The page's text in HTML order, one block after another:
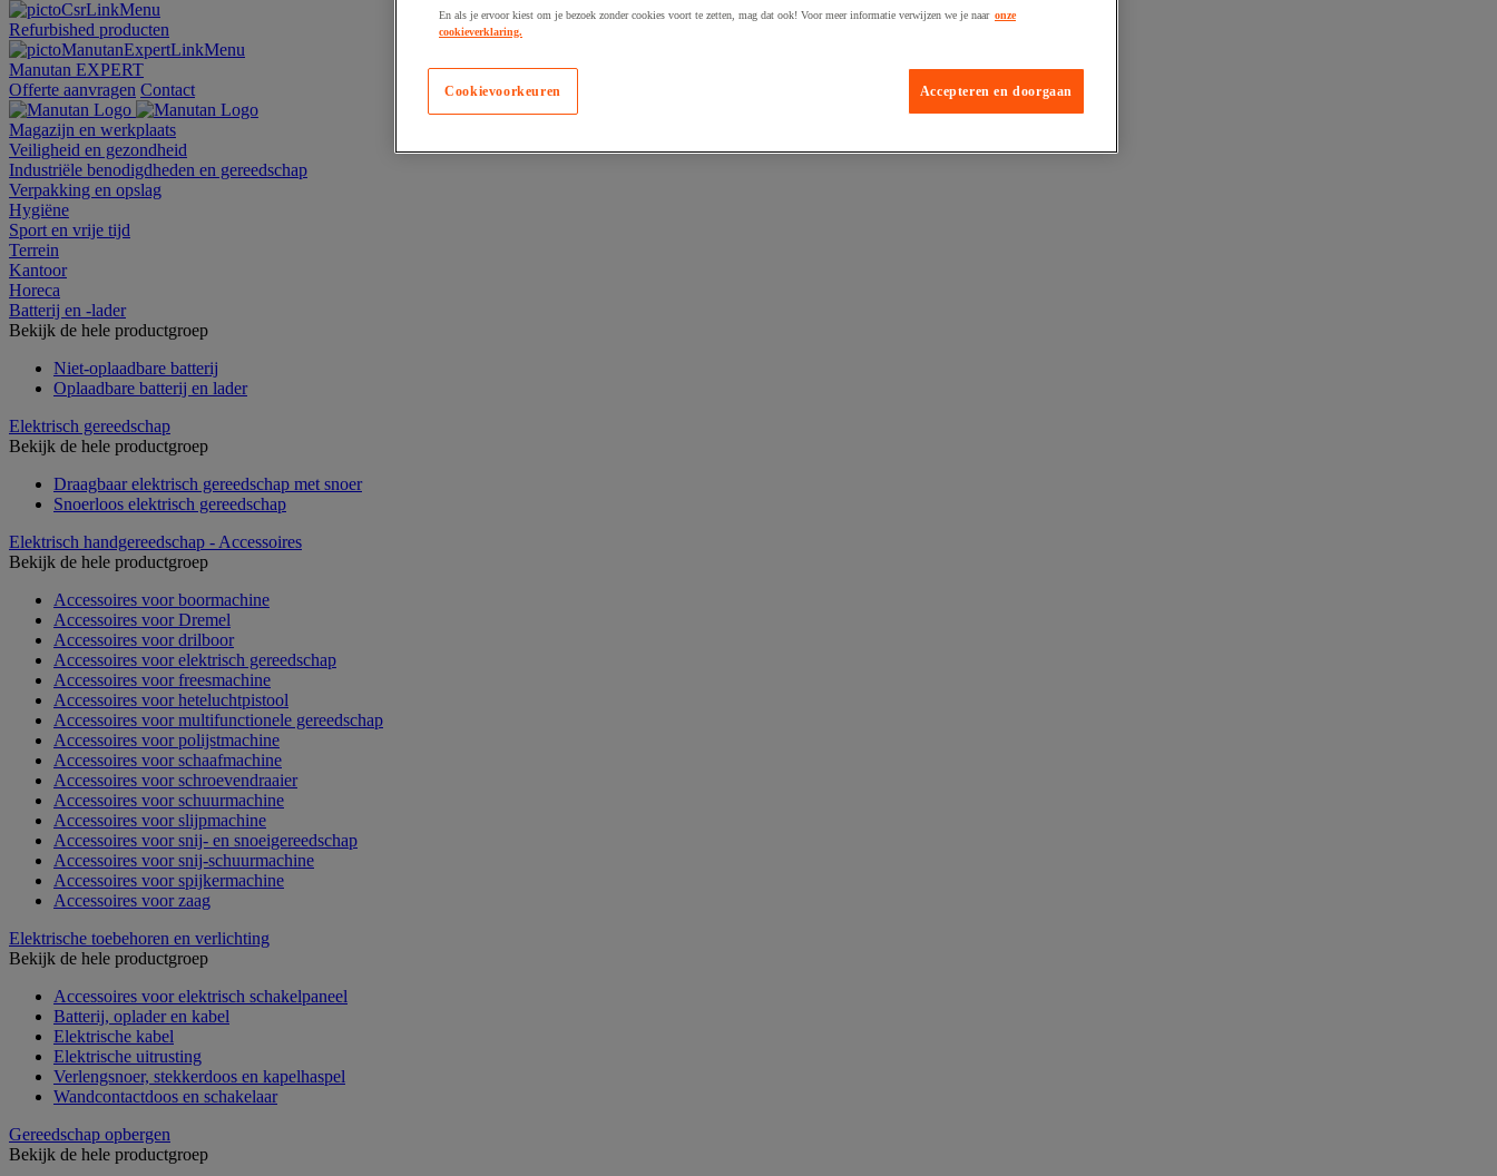
Refurbished producten
Manutan EXPERT
Offerte aanvragen Contact
Magazijn en werkplaats
Veiligheid en gezondheid
Industriële benodigdheden en gereedschap
Verpakking en opslag
Hygiëne
Sport en vrije tijd
Terrein
Kantoor
Horeca
Batterij en -lader
Bekijk de hele productgroep
Niet-oplaadbare batterij
Oplaadbare batterij en lader
Elektrisch gereedschap
Bekijk de hele productgroep
Draagbaar elektrisch gereedschap met snoer
Snoerloos elektrisch gereedschap
Elektrisch handgereedschap - Accessoires
Bekijk de hele productgroep
Accessoires voor boormachine
Accessoires voor Dremel
Accessoires voor drilboor
Accessoires voor elektrisch gereedschap
Accessoires voor freesmachine
Accessoires voor heteluchtpistool
Accessoires voor multifunctionele gereedschap
Accessoires voor polijstmachine
Accessoires voor schaafmachine
Accessoires voor schroevendraaier
Accessoires voor schuurmachine
Accessoires voor slijpmachine
Accessoires voor snij- en snoeigereedschap
Accessoires voor snij-schuurmachine
Accessoires voor spijkermachine
Accessoires voor zaag
Elektrische toebehoren en verlichting
Bekijk de hele productgroep
Accessoires voor elektrisch schakelpaneel
Batterij, oplader en kabel
Elektrische kabel
Elektrische uitrusting
Verlengsnoer, stekkerdoos en kapelhaspel
Wandcontactdoos en schakelaar
Gereedschap opbergen
Bekijk de hele productgroep
En als je ervoor kiest om je bezoek zonder cookies voort te zetten, mag dat ook! Voor meer informatie verwijzen we je naar onze
cookieverklaring.
Accepteren en doorgaan
Cookievoorkeuren